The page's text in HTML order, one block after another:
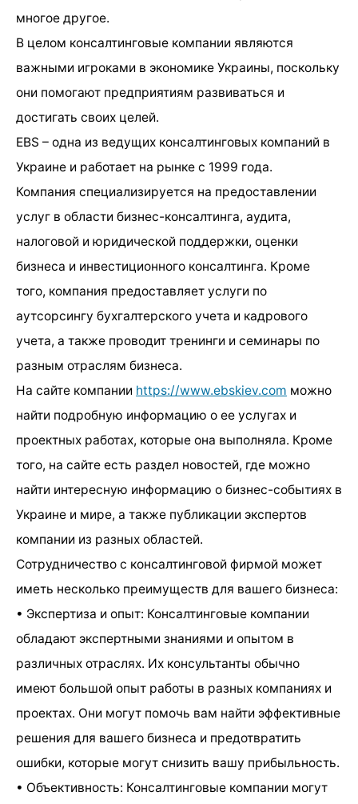
многое другое.
В целом консалтинговые компании являются
важными игроками в экономике Украины, поскольку
они помогают предприятиям развиваться и
достигать своих целей.
EBS – одна из ведущих консалтинговых компаний в
Украине и работает на рынке с 1999 года.
Компания специализируется на предоставлении
услуг в области бизнес-консалтинга, аудита,
налоговой и юридической поддержки, оценки
бизнеса и инвестиционного консалтинга. Кроме
того, компания предоставляет услуги по
аутсорсингу бухгалтерского учета и кадрового
учета, а также проводит тренинги и семинары по
разным отраслям бизнеса.
На сайте компании https://www.ebskiev.com можно
найти подробную информацию о ее услугах и
проектных работах, которые она выполняла. Кроме
того, на сайте есть раздел новостей, где можно
найти интересную информацию о бизнес-событиях в
Украине и мире, а также публикации экспертов
компании из разных областей.
Сотрудничество с консалтинговой фирмой может
иметь несколько преимуществ для вашего бизнеса:
• Экспертиза и опыт: Консалтинговые компании
обладают экспертными знаниями и опытом в
различных отраслях. Их консультанты обычно
имеют большой опыт работы в разных компаниях и
проектах. Они могут помочь вам найти эффективные
решения для вашего бизнеса и предотвратить
ошибки, которые могут снизить вашу прибыльность.
• Объективность: Консалтинговые компании могут